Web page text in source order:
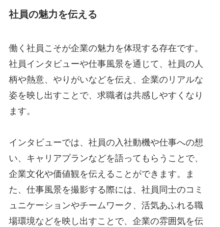
社員の魅力を伝える
働く社員こそが企業の魅力を体現する存在です。
社員インタビューや仕事風景を通じて、社員の人
柄や熱意、やりがいなどを伝え、企業のリアルな
姿を映し出すことで、求職者は共感しやすくなり
ます。
インタビューでは、社員の入社動機や仕事への想
い、キャリアプランなどを語ってもらうことで、
企業文化や価値観を伝えることができます。ま
た、仕事風景を撮影する際には、社員同士のコミ
ュニケーションやチームワーク、活気あふれる職
場環境などを映し出すことで、企業の雰囲気を伝